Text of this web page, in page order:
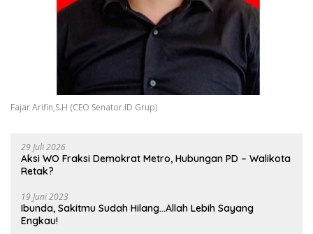
Fajar Arifin,S.H (CEO Senator.ID Grup)
29 Juli 2026
Aksi WO Fraksi Demokrat Metro, Hubungan PD – Walikota
Retak?
19 Juni 2023
Ibunda, Sakitmu Sudah Hilang…Allah Lebih Sayang
Engkau!